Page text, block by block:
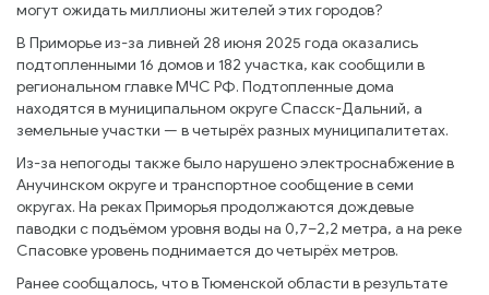
могут ожидать миллионы жителей этих городов?
В Приморье из-за ливней 28 июня 2025 года оказались
подтопленными 16 домов и 182 участка, как сообщили в
региональном главке МЧС РФ. Подтопленные дома
находятся в муниципальном округе Спасск-Дальний, а
земельные участки — в четырёх разных муниципалитетах.
Из-за непогоды также было нарушено электроснабжение в
Анучинском округе и транспортное сообщение в семи
округах. На реках Приморья продолжаются дождевые
паводки с подъёмом уровня воды на 0,7–2,2 метра, а на реке
Спасовке уровень поднимается до четырёх метров.
Ранее сообщалось, что в Тюменской области в результате